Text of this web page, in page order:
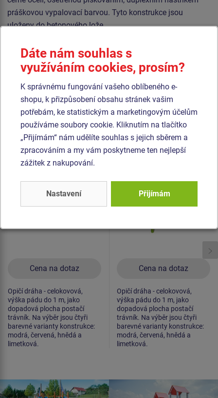
práškovou vypalovací barvou. Tyto konstrukce jsou
uloženy do betonového lože.
polypropylenu s vnitřním ocelovým jádrem) a jsou
spojována plastovými spoji. Veškerý spojovací materiál je
pozinkovaný nebo nerezový.
Podobnézboží
Produkt - OPD-8401K-10
Opičí dráha -
celokovová (v.p. 1 m)
Cena na dotaz
Novinka
Opičí dráha - celokovová,
výška pádu do 1 m, jako
dopadová plocha postačí
trávník. Na výběr jsou čtyři
barevné varianty konstrukce:
modrá, červená, hnědá a
limetková.
Produkt - OPD-8405K-10
Opičí dráha -
Cena na dotaz
Novinka
Opičí dráha - celokovová,
výška pádu do 1 m, jako
dopadová plocha postačí
trávník. Na výběr jsou čtyři
barevné varianty konstrukce:
modrá, červená, hnědá a
limetková.
Dáte nám souhlas s
využíváním cookies, prosím?
K správnému fungování vašeho oblíbeného e-
shopu, k přizpůsobení obsahu stránek vašim
potřebám, ke statistickým a marketingovým účelům
používáme soubory cookie. Kliknutím na tlačítko
„Přijímám“ nám udělíte souhlas s jejich sběrem a
zpracováním a my vám poskytneme ten nejlepší
zážitek z nakupování.
Nastavení Přijímám